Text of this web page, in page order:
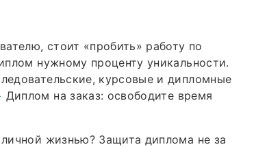
стоит «пробить» работу по
нужному проценту уникальности.
курсовые и дипломные
Диплом на заказ: освободите время
жизнью? Защита диплома не за